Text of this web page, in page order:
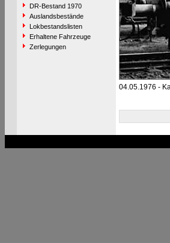
DR-Bestand 1970
Auslandsbestände
Lokbestandslisten
Erhaltene Fahrzeuge
Zerlegungen
04.05.1976 -